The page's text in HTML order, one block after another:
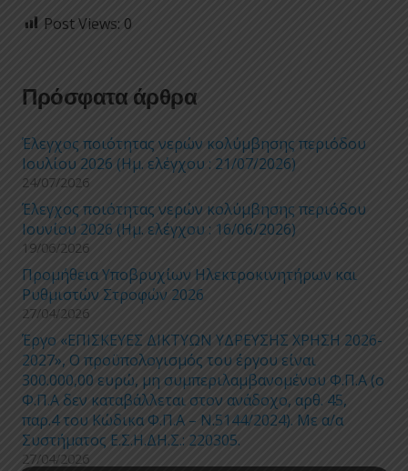
Post Views: 0
Πρόσφατα άρθρα
Έλεγχος ποιότητας νερών κολύμβησης περιόδου
Ιουλίου 2026 (Ημ. ελέγχου : 21/07/2026)
24/07/2026
Έλεγχος ποιότητας νερών κολύμβησης περιόδου
Ιουνίου 2026 (Ημ. ελέγχου : 16/06/2026)
19/06/2026
Προμήθεια Υποβρυχίων Ηλεκτροκινητήρων και
Ρυθμιστών Στροφών 2026
27/04/2026
Έργο «ΕΠΙΣΚΕΥΕΣ ΔΙΚΤΥΩΝ ΥΔΡΕΥΣΗΣ ΧΡΗΣΗ 2026-
2027», Ο προϋπολογισμός του έργου είναι
300.000,00 ευρώ, μη συμπεριλαμβανομένου Φ.Π.Α (ο
Φ.Π.Α δεν καταβάλλεται στον ανάδοχο, αρθ. 45,
παρ.4 του Κώδικα Φ.Π.Α – Ν.5144/2024). Με α/α
Συστήματος Ε.Σ.Η.ΔΗ.Σ.: 220305.
27/04/2026